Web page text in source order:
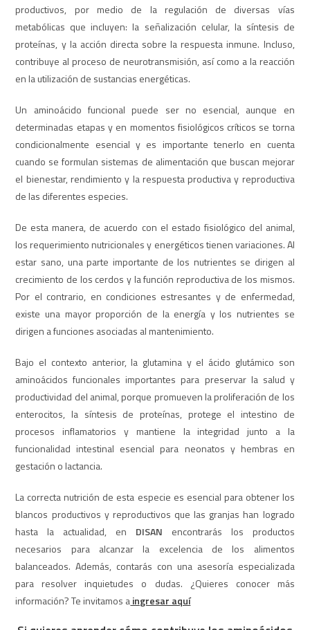
productivos, por medio de la regulación de diversas vías
metabólicas que incluyen: la señalización celular, la síntesis de
proteínas, y la acción directa sobre la respuesta inmune. Incluso,
contribuye al proceso de neurotransmisión, así como a la reacción
en la utilización de sustancias energéticas.
Un aminoácido funcional puede ser no esencial, aunque en
determinadas etapas y en momentos fisiológicos críticos se torna
condicionalmente esencial y es importante tenerlo en cuenta
cuando se formulan sistemas de alimentación que buscan mejorar
el bienestar, rendimiento y la respuesta productiva y reproductiva
de las diferentes especies.
De esta manera, de acuerdo con el estado fisiológico del animal,
los requerimiento nutricionales y energéticos tienen variaciones. Al
estar sano, una parte importante de los nutrientes se dirigen al
crecimiento de los cerdos y la función reproductiva de los mismos.
Por el contrario, en condiciones estresantes y de enfermedad,
existe una mayor proporción de la energía y los nutrientes se
dirigen a funciones asociadas al mantenimiento.
Bajo el contexto anterior, la glutamina y el ácido glutámico son
aminoácidos funcionales importantes para preservar la salud y
productividad del animal, porque promueven la proliferación de los
enterocitos, la síntesis de proteínas, protege el intestino de
procesos inflamatorios y mantiene la integridad junto a la
funcionalidad intestinal esencial para neonatos y hembras en
gestación o lactancia.
La correcta nutrición de esta especie es esencial para obtener los
blancos productivos y reproductivos que las granjas han logrado
hasta la actualidad, en DISAN encontrarás los productos
necesarios para alcanzar la excelencia de los alimentos
balanceados. Además, contarás con una asesoría especializada
para resolver inquietudes o dudas. ¿Quieres conocer más
información? Te invitamos aingresar aquí